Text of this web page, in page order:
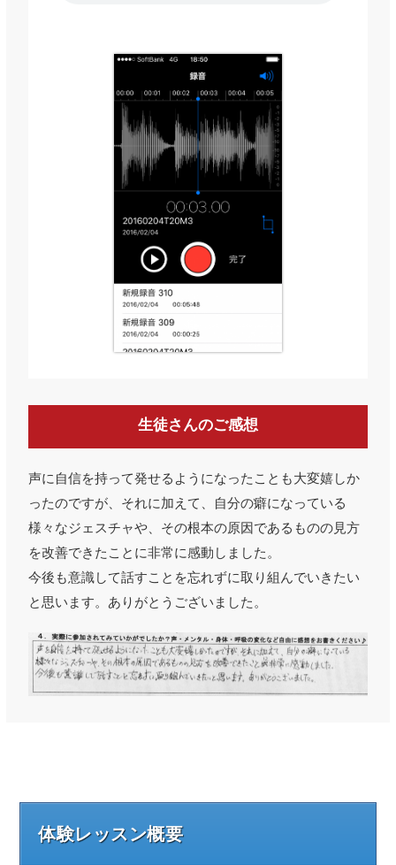
生徒さんのご感想
声に自信を持って発せるようになったことも大変嬉しか
ったのですが、それに加えて、自分の癖になっている
様々なジェスチャや、その根本の原因であるものの見方
を改善できたことに非常に感動しました。
今後も意識して話すことを忘れずに取り組んでいきたい
と思います。ありがとうございました。
体験レッスン概要